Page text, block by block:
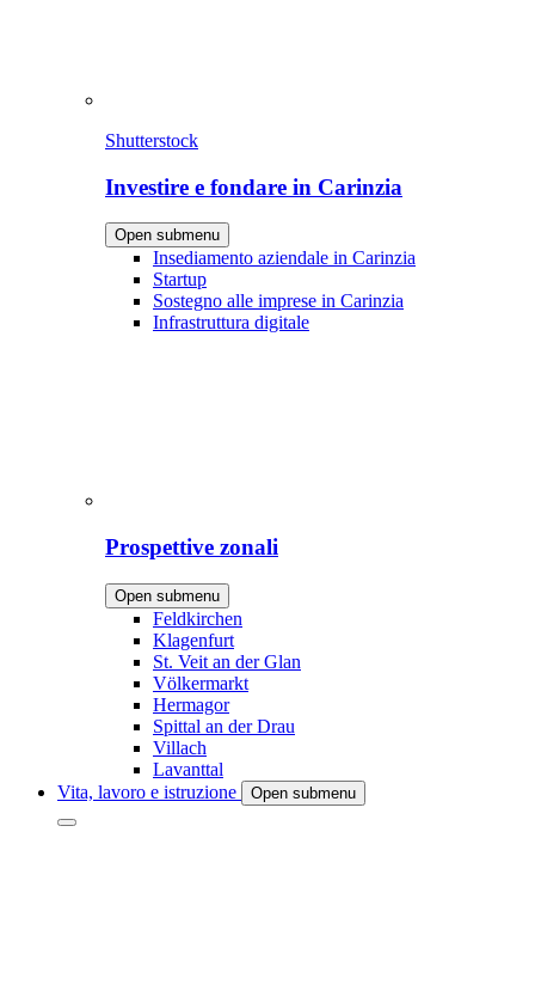
Shutterstock
Investire e fondare in Carinzia
Open submenu
Insediamento aziendale in Carinzia
Startup
Sostegno alle imprese in Carinzia
Infrastruttura digitale
Prospettive zonali
Open submenu
Feldkirchen
Klagenfurt
St. Veit an der Glan
Völkermarkt
Hermagor
Spittal an der Drau
Villach
Lavanttal
Vita, lavoro e istruzione
Open submenu